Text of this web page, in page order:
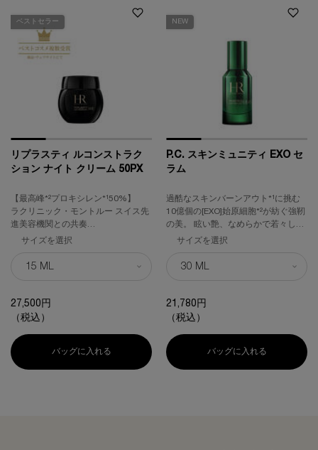
ベストセラー
リプラスティ ルコンストラク
ション ナイト クリーム 50PX
【最高峰*²プロキシレン*¹50%】
ラクリニック・モントルー スイス先
進美容機関との共奏
プロキシレン*¹とバンデージメソッ
みなぎるハリ感、自信に満ちた立体
サイズを選択
27,500円
（税込）
バッグに入れる リプラスティ ルコンストラクション ナイト クリーム
NEW
P.C. スキンミュニティ EXO セ
ラム
過酷なスキンバーンアウト*¹に挑む
10億個の[EXO]始原細胞*²が紡ぐ強靭
の美。 眩い艶、なめらかで若々しい
印象肌へ。
サイズを選択
21,780円
（税込）
バッグに入れる P.C. スキン